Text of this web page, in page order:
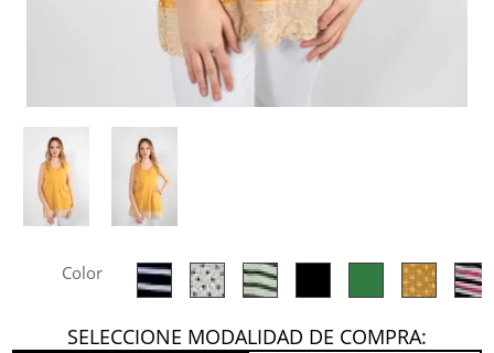
Color
SELECCIONE MODALIDAD DE COMPRA: